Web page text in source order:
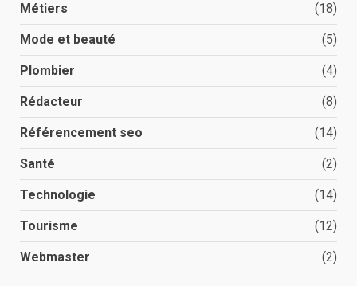
Métiers (18)
Mode et beauté (5)
Plombier (4)
Rédacteur (8)
Référencement seo (14)
Santé (2)
Technologie (14)
Tourisme (12)
Webmaster (2)